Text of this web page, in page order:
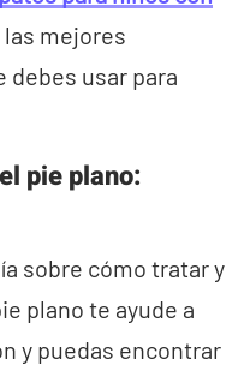
mejores
debes usar para
pie plano:
sobre cómo tratar y
plano te ayude a
y puedas encontrar